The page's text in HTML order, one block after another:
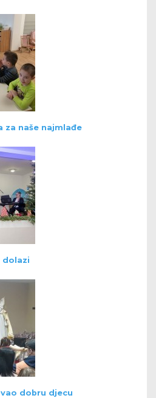
za naše najmlađe
dolazi
dobru djecu